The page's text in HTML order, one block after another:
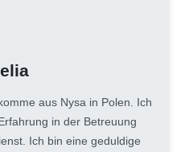
aus Nysa in Polen. Ich
in der Betreuung
Ich bin eine geduldige